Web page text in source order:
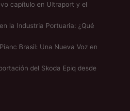
capítulo en Ultraport y el
la Industria Portuaria: ¿Qué
Brasil: Una Nueva Voz en
del Skoda Epiq desde